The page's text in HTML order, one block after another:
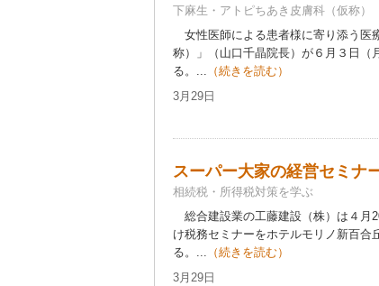
下麻生・アトピちあき皮膚科（仮称）
女性医師による患者様に寄り添う医
称）」（山口千晶院長）が６月３日（
る。... （続きを読む）
3月29日
スーパー大家の経営セミナ
相続税・所得税対策を学ぶ
総合建設業の工藤建設（株）は４月
け税務セミナーをホテルモリノ新百合
る。... （続きを読む）
3月29日